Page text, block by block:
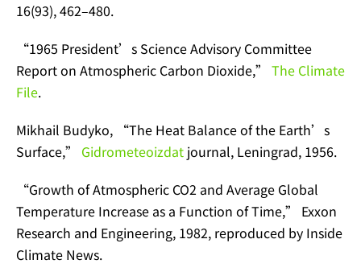
16(93), 462–480.
“1965 President’s Science Advisory Committee
Report on Atmospheric Carbon Dioxide,” The Climate
File.
Mikhail Budyko, “The Heat Balance of the Earth’s
Surface,” Gidrometeoizdat journal, Leningrad, 1956.
“Growth of Atmospheric CO2 and Average Global
Temperature Increase as a Function of Time,” Exxon
Research and Engineering, 1982, reproduced by Inside
Climate News.